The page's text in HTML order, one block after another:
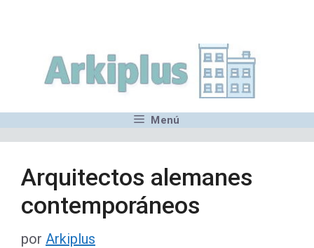
contenido
Menú
Arquitectos alemanes
contemporáneos
por Arkiplus